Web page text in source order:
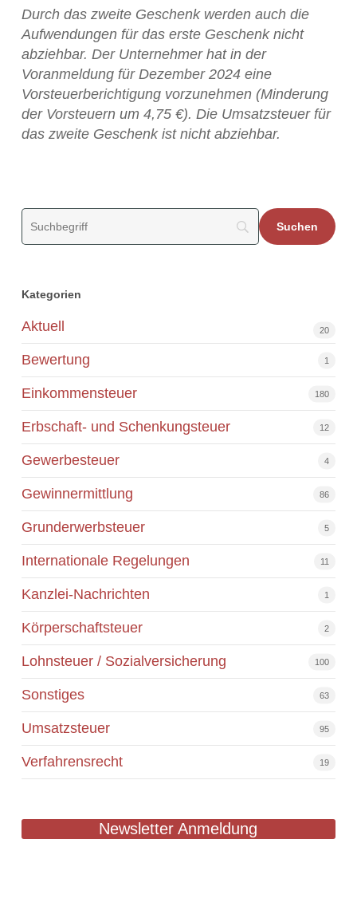
Durch das zweite Geschenk werden auch die
Aufwendungen für das erste Geschenk nicht
abziehbar. Der Unternehmer hat in der
Voranmeldung für Dezember 2024 eine
Vorsteuerberichtigung vorzunehmen (Minderung
der Vorsteuern um 4,75 €). Die Umsatzsteuer für
das zweite Geschenk ist nicht abziehbar.
Kategorien
Aktuell 20
Bewertung 1
Einkommensteuer 180
Erbschaft- und Schenkungsteuer 12
Gewerbesteuer 4
Gewinnermittlung 86
Grunderwerbsteuer 5
Internationale Regelungen 11
Kanzlei-Nachrichten 1
Körperschaftsteuer 2
Lohnsteuer / Sozialversicherung 100
Sonstiges 63
Umsatzsteuer 95
Verfahrensrecht 19
Newsletter Anmeldung